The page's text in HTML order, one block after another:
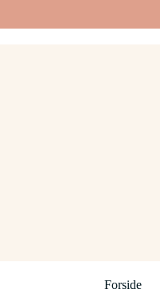
Forside